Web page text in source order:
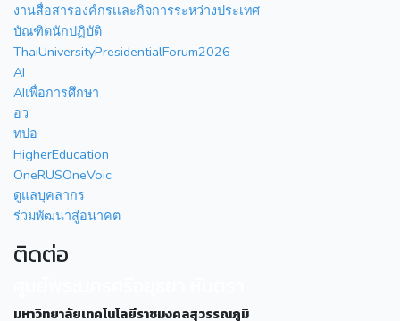
งานสื่อสารองค์กรเเละกิจการระหว่างประเทศ
บัณฑิตนักปฏิบัติ
ThaiUniversityPresidentialForum2026
AI
AIเพื่อการศึกษา
อว
ทปอ
HigherEducation
OneRUSOneVoic
ดูแลบุคลากร
ร่วมพัฒนาสู่อนาคต
ติดต่อ
มหาวิทยาลัยเทคโนโลยีราชมงคลสุวรรณภูมิ